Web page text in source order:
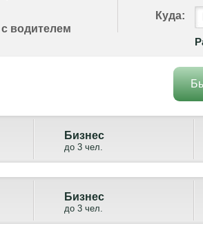
водителем
Куда:
Бизнес
до 3 чел.
Бизнес
до 3 чел.